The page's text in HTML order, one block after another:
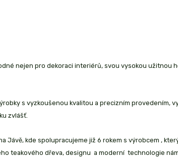
nejen pro dekoraci interiérů, svou vysokou
s vyzkoušenou kvalitou a precizním
zvlášť.
Jávě, kde spolupracujeme již 6 rokem s výrobcem ,
teakového dřeva, designu a moderní technologie